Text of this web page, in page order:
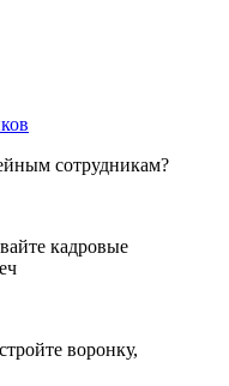
сотрудникам?
кадровые
воронку,